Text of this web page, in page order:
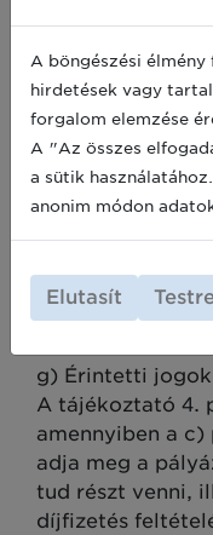
A felhasználási
feltéve, hogy a
nincsen az
esetben ugyanis
érvényesítéséig/
azzal, hogy ez
jogalapja az
adatkezelés
szerinti
g) Érintetti jogok
A tájékoztató 4.
amennyiben a
adja meg a
tud részt venni,
díjfizetés
A böngészési
hirdetések vagy
forgalom elemzése
A "Az összes
a sütik
anonim módon
Elutasít